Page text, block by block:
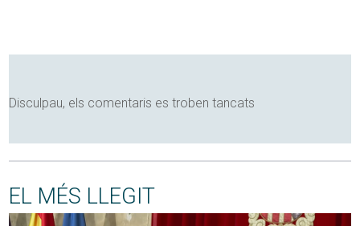
Disculpau, els comentaris es troben tancats
EL MÉS LLEGIT